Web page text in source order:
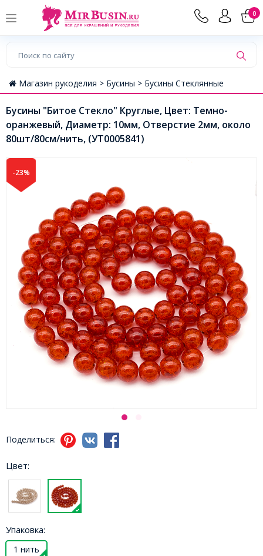
0
Магазин рукоделия > Бусины > Бусины Стеклянные
Бусины "Битое Стекло" Круглые, Цвет: Темно-
оранжевый, Диаметр: 10мм, Отверстие 2мм, около
80шт/80см/нить, (УТ0005841)
-23%
Поделиться:
Цвет:
Упаковка:
1 нить